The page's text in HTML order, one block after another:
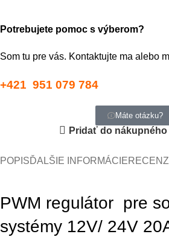
Potrebujete pomoc s výberom?
Som tu pre vás. Kontaktujte ma alebo
+421 951 079 784
Máte otázku?
Pridať do nákupného
POPISĎALŠIE INFORMÁCIE
PWM regulátor pre
systémy 12V/ 24V